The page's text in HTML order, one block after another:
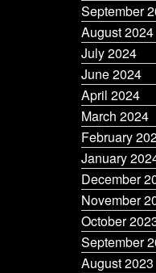
September
August 2024
July 2024
June 2024
April 2024
March 2024
February
January
December
November
October
September
August 2023